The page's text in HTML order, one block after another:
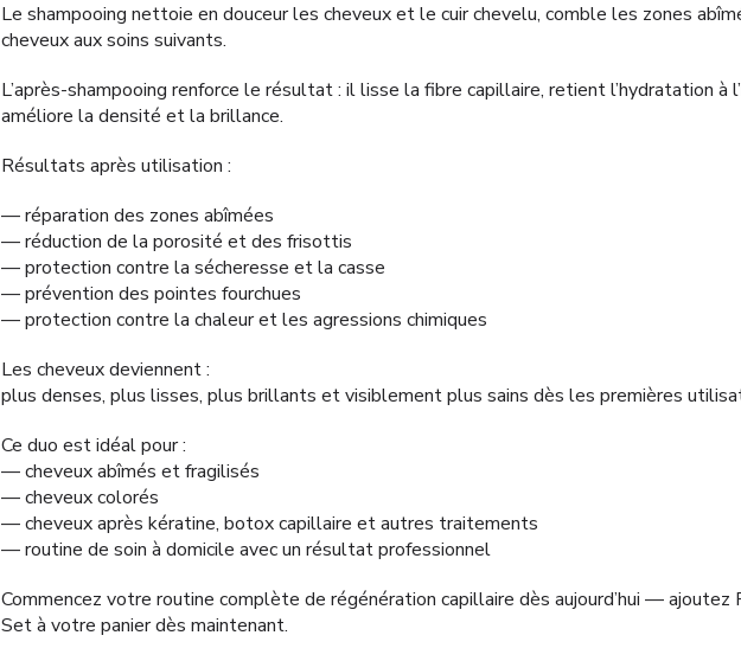
Le shampooing nettoie en douceur les cheveux et le cuir chevelu, comble les zones
cheveux aux soins suivants.
L’après-shampooing renforce le résultat : il lisse la fibre capillaire, retient l’hydratation à
améliore la densité et la brillance.
Résultats après utilisation :
— réparation des zones abîmées
— réduction de la porosité et des frisottis
— protection contre la sécheresse et la casse
— prévention des pointes fourchues
— protection contre la chaleur et les agressions chimiques
Les cheveux deviennent :
plus denses, plus lisses, plus brillants et visiblement plus sains dès les premières
Ce duo est idéal pour :
— cheveux abîmés et fragilisés
— cheveux colorés
— cheveux après kératine, botox capillaire et autres traitements
— routine de soin à domicile avec un résultat professionnel
Commencez votre routine complète de régénération capillaire dès aujourd’hui — ajoutez
Set à votre panier dès maintenant.